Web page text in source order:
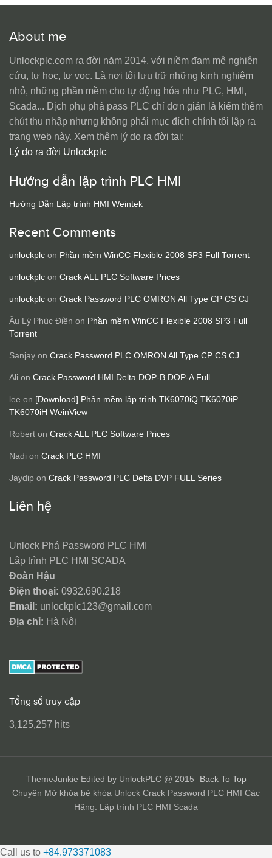
About me
Unlockplc.com ra đời năm 2014, với niềm đam mê nghiên
cứu, tự học, tự vọc. Là nơi tôi lưu trữ những kinh nghiệm
nhỏ, những phần mềm cho tự động hóa như PLC, HMI,
Scada... Dịch phụ phá pass PLC chỉ đơn giản là kiếm thêm
chút thu nhập nhưng không phải mục đích chính tôi lập ra
trang web này. Xem thêm lý do ra đời tại:
Lý do ra đời Unlockplc
Hướng dẫn lập trình PLC HMI
Hướng Dẫn Lập trình HMI Weintek
Recent Comments
unlockplc on Phần mềm WinCC Flexible 2008 SP3 Full Torrent
unlockplc on Crack ALL PLC Software Prices
unlockplc on Crack Password PLC OMRON All Type CP CS CJ
Âu Lý Phúc Điền on Phần mềm WinCC Flexible 2008 SP3 Full
Torrent
Sanjay on Crack Password PLC OMRON All Type CP CS CJ
Ali on Crack Password HMI Delta DOP-B DOP-A Full
lee on [Download] Phần mềm lập trình TK6070iQ TK6070iP
TK6070iH WeinView
Robert on Crack ALL PLC Software Prices
Nadi on Crack PLC HMI
Jaydip on Crack Password PLC Delta DVP FULL Series
Liên hệ
Unlock Phá Password PLC HMI
Lập trình PLC HMI SCADA
Đoàn Hậu
Điện thoại: 0932.690.218
Email: unlockplc123@gmail.com
Địa chỉ: Hà Nội
Tổng số truy cập
3,125,257 hits
ThemeJunkie Edited by UnlockPLC @ 2015
Back To Top
Chuyên Mở khóa bẻ khóa Unlock Crack Password PLC HMI Các
Hãng. Lập trình PLC HMI Scada
Call us to +84.973371083